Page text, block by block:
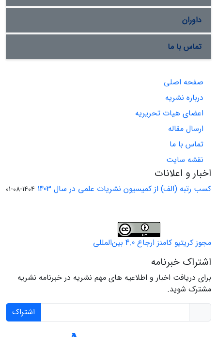
داوران
تماس با ما
صفحه اصلی
درباره نشریه
اعضای هیات تحریریه
ارسال مقاله
تماس با ما
نقشه سایت
اخبار و اعلانات
کسب رتبه (الف) از کمیسیون نشریات علمی در سال 1403 1404-08-01
مجوز کریتیو کامنز ارجاع 4.0 بین‌المللی
اشتراک خبرنامه
برای دریافت اخبار و اطلاعیه های مهم نشریه در خبرنامه نشریه
مشترک شوید.
اشتراک